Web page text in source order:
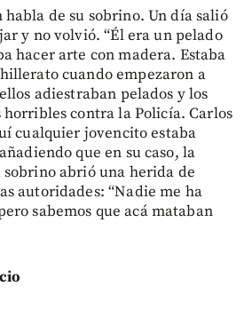
habla de su sobrino. Un día salió
y no volvió. “Él era un pelado
hacer arte con madera. Estaba
cuando empezaron a
adiestraban pelados y los
horribles contra la Policía. Carlos
cualquier jovencito estaba
que en su caso, la
abrió una herida de
autoridades: “Nadie me ha
sabemos que acá mataban